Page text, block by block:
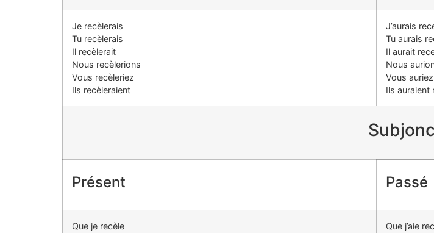
Je recèlerais
Tu recèlerais
Il recèlerait
Nous recèlerions
Vous recèleriez
Ils recèleraient
J’aurais
Tu aurais
Il aurait
Nous
Vous
Ils auraient
Présent Passé
Que je recèle
Que j’aie